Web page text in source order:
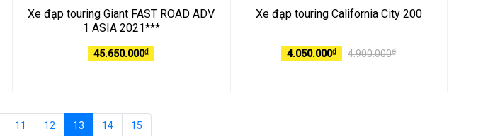
Xe đạp touring Giant FAST ROAD ADV
1 ASIA 2021***
45.650.000₫
Xe đạp touring California City 200
4.050.000₫ 4.900.000₫
11 12 13 14 15